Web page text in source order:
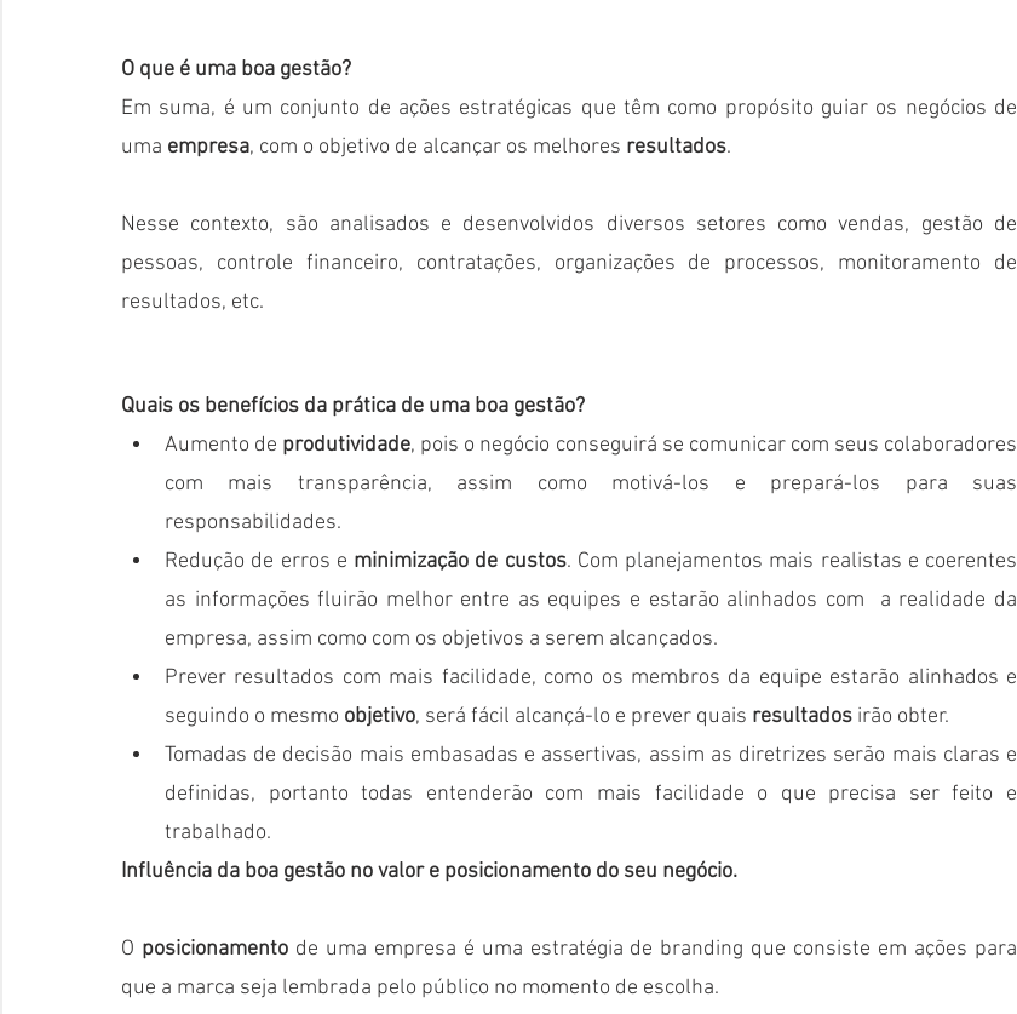
O que é uma boa gestão?
Em suma, é um conjunto de ações estratégicas que têm como propósito guiar os negócios de
uma empresa, com o objetivo de alcançar os melhores resultados.
Nesse contexto, são analisados e desenvolvidos diversos setores como vendas, gestão de
pessoas, controle financeiro, contratações, organizações de processos, monitoramento de
resultados, etc.
Quais os benefícios da prática de uma boa gestão?
Aumento de produtividade, pois o negócio conseguirá se comunicar com seus colaboradores
com mais transparência, assim como motivá-los e prepará-los para suas
responsabilidades.
Redução de erros e minimização de custos. Com planejamentos mais realistas e coerentes
as informações fluirão melhor entre as equipes e estarão alinhados com  a realidade da
empresa, assim como com os objetivos a serem alcançados.
Prever resultados com mais facilidade, como os membros da equipe estarão alinhados e
seguindo o mesmo objetivo, será fácil alcançá-lo e prever quais resultados irão obter.
Tomadas de decisão mais embasadas e assertivas, assim as diretrizes serão mais claras e
definidas, portanto todas entenderão com mais facilidade o que precisa ser feito e
trabalhado.
Influência da boa gestão no valor e posicionamento do seu negócio.
O posicionamento de uma empresa é uma estratégia de branding que consiste em ações para
que a marca seja lembrada pelo público no momento de escolha.